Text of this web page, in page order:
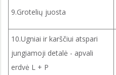
9.Grotelių juosta
10.Ugniai ir karščiui atspari
jungiamoji detalė - apvali
erdvė L + P